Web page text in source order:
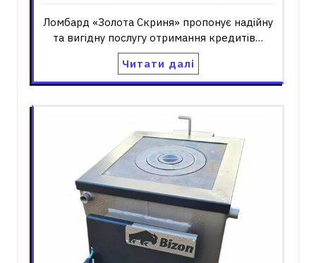
Ломбард «Золота Скриня» пропонує надійну
та вигідну послугу отримання кредитів…
Читати далі